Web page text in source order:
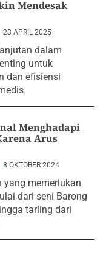
Mendesak
23 APRIL 2025
dalam
untuk
dan efisiensi
Menghadapi
Arus
8 OKTOBER 2024
yang memerlukan
dari seni Barong
tarling dari